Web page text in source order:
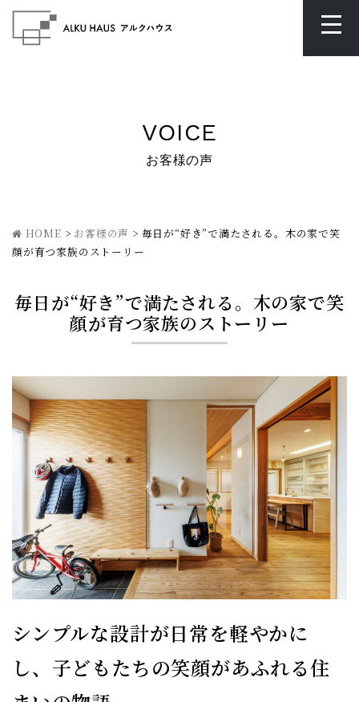
VOICE
お客様の声
HOME > お客様の声 > 毎日が“好き”で満たされる。木の家で笑
顔が育つ家族のストーリー
毎日が“好き”で満たされる。木の家で笑
顔が育つ家族のストーリー
シンプルな設計が日常を軽やかに
し、子どもたちの笑顔があふれる住